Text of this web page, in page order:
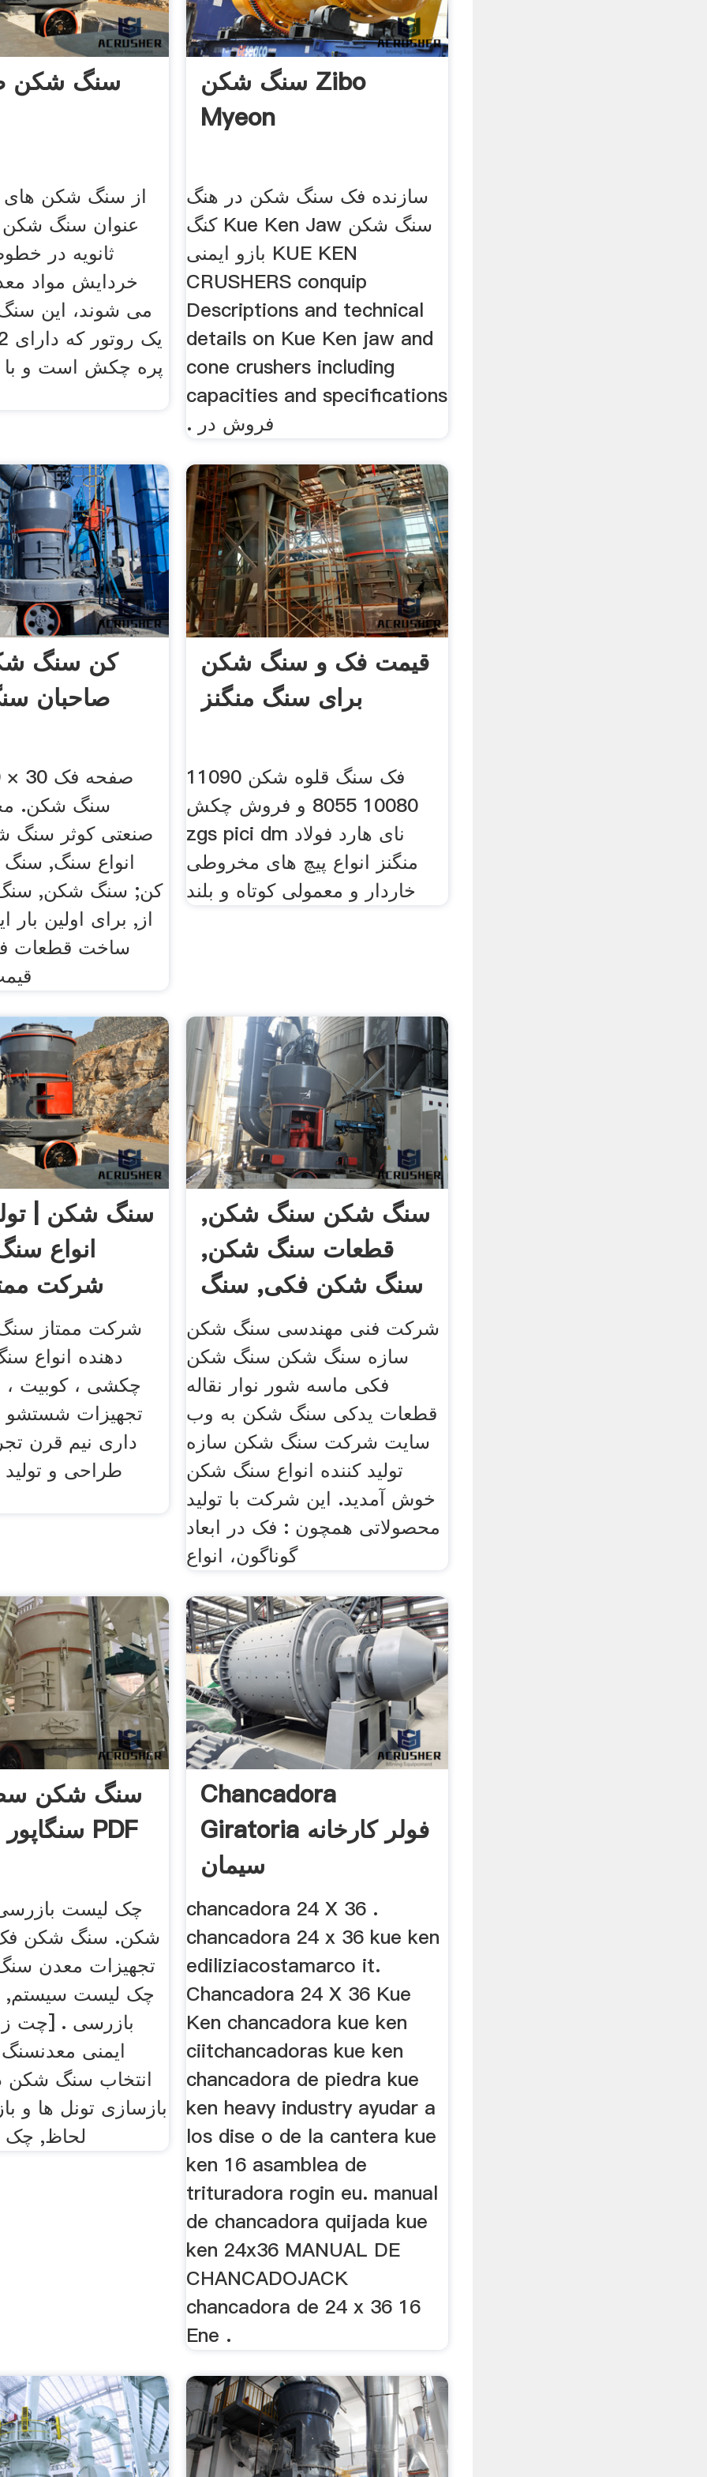
سنگ شکن
از سنگ شکن های
عنوان سنگ شکن
ثانویه در
خردایش مواد
می شوند، این
پره چکش است و با
سنگ شکن Zibo
Myeon
سازنده فک سنگ شکن در هنگ
کنگ Kue Ken Jaw سنگ شکن
بازو ایمنی KUE KEN
CRUSHERS conquip
Descriptions and technical
details on Kue Ken jaw and
cone crushers including
capacities and specifications
. فروش در
صاحبان
سنگ شکن.
صنعتی کوثر سنگ
انواع سنگ,
کن; سنگ شکن,
از, برای اولین بار
ساخت قطعات
قیمت فک و سنگ شکن
برای سنگ منگنز
فک سنگ قلوه شکن 11090
10080 8055 و فروش چکش
zgs pici dm نای هارد فولاد
منگنز انواع پیچ های مخروطی
خاردار و معمولی کوتاه و بلند
سنگ شکن |
انواع
شرکت
شرکت ممتاز
دهنده انواع
چکشی ، کوبیت ،
تجهیزات شستشو
داری نيم قرن
طراحی و
سنگ شکن سنگ شکن,
قطعات سنگ شکن,
سنگ شکن فکی, سنگ
شکن
شرکت فنی مهندسی سنگ شکن
سازه سنگ شکن سنگ شکن
فکی ماسه شور نوار نقاله
قطعات یدکی سنگ شکن به وب
سایت شرکت سنگ شکن سازه
تولید کننده انواع سنگ شکن
خوش آمدید. اين شرکت با توليد
محصولاتی همچون : فک در ابعاد
گوناگون، انواع
سنگ شکن
سنگاپور فهرست PDF
چک لیست
شکن. سنگ شکن فک
تجهیزات معدن
چک لیست سیستم,
بازرسی . [چت
ایمنی
انتخاب سنگ شکن
بازسازی تونل ها و
لحاظ,
Chancadora
Giratoria فولر کارخانه
سیمان
chancadora 24 X 36 .
chancadora 24 x 36 kue ken
ediliziacostamarco it.
Chancadora 24 X 36 Kue
Ken chancadora kue ken
ciitchancadoras kue ken
chancadora de piedra kue
ken heavy industry ayudar a
los dise o de la cantera kue
ken 16 asamblea de
trituradora rogin eu. manual
de chancadora quijada kue
ken 24x36 MANUAL DE
CHANCADOJACK
chancadora de 24 x 36 16
Ene .